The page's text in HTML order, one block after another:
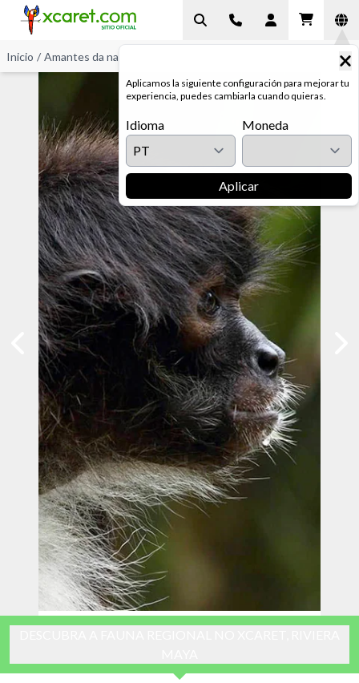
Aplicamos la siguiente configuración para mejorar tu
experiencia, puedes cambiarla cuando quieras.
Idioma Moneda
Aplicar
Inicio / Amantes da natureza